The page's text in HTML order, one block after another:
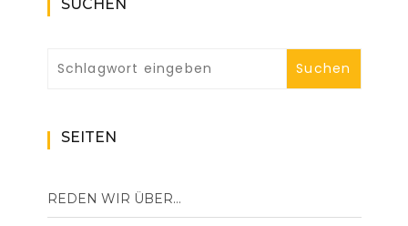
SUCHEN
SEITEN
REDEN WIR ÜBER…